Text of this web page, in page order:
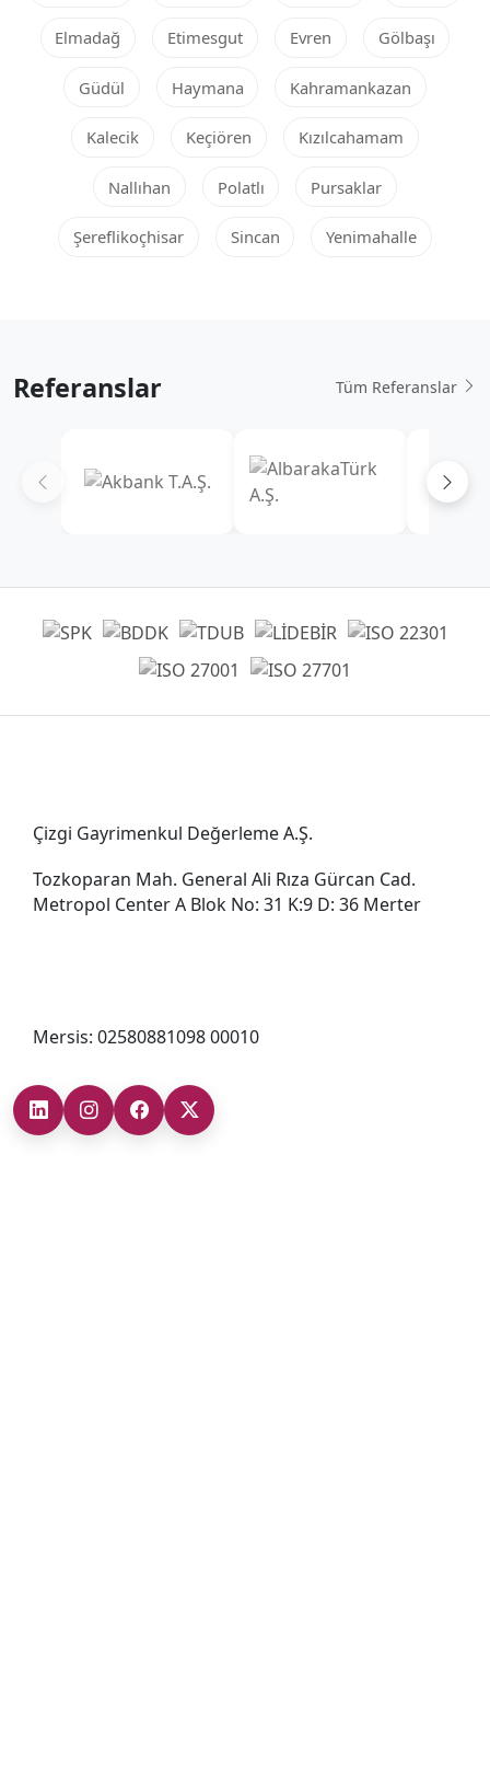
Elmadağ Etimesgut Evren Gölbaşı
Güdül Haymana Kahramankazan
Kalecik Keçiören Kızılcahamam
Nallıhan Polatlı Pursaklar
Şereflikoçhisar Sincan Yenimahalle
Referanslar Tüm Referanslar
Çizgi Gayrimenkul Değerleme A.Ş.
Tozkoparan Mah. General Ali Rıza Gürcan Cad.
Metropol Center A Blok No: 31 K:9 D: 36 Merter
Mersis: 02580881098 00010